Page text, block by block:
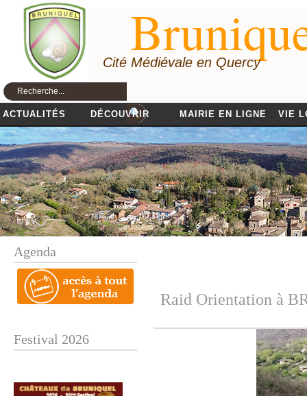
Cité Médiévale en Quercy
ACTUALITÉS DÉCOUVRIR MAIRIE EN LIGNE VIE
Agenda
Festival 2026
Raid Orientation à